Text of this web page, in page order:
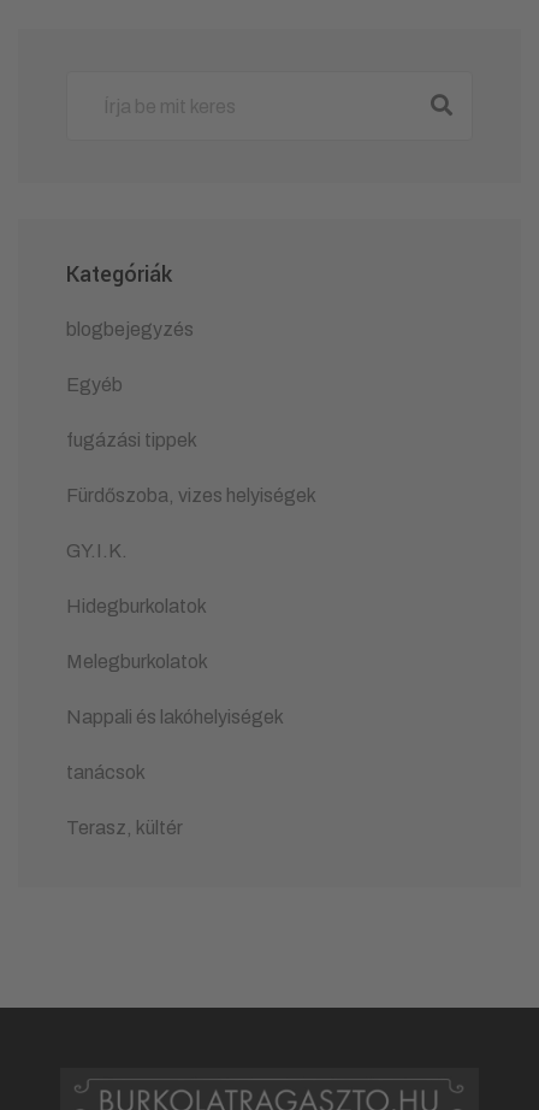
Kategóriák
blogbejegyzés
Egyéb
fugázási tippek
Fürdőszoba, vizes helyiségek
GY.I.K.
Hidegburkolatok
Melegburkolatok
Nappali és lakóhelyiségek
tanácsok
Terasz, kültér